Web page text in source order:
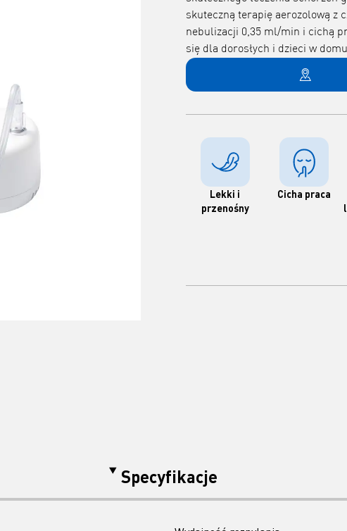
skuteczną terapię aerozolową z
nebulizacji 0,35 ml/min i cichą
się dla dorosłych i dzieci w
Lekki i
przenośny
Cicha praca
Specyfikacje